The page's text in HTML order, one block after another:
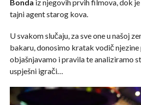
Bonda iz njegovih prvih filmova, dok
tajni agent starog kova.
U svakom slučaju, za sve one u našoj
bakaru, donosimo kratak vodič njezine
objašnjavamo i pravila te analiziramo
uspješni igrači…